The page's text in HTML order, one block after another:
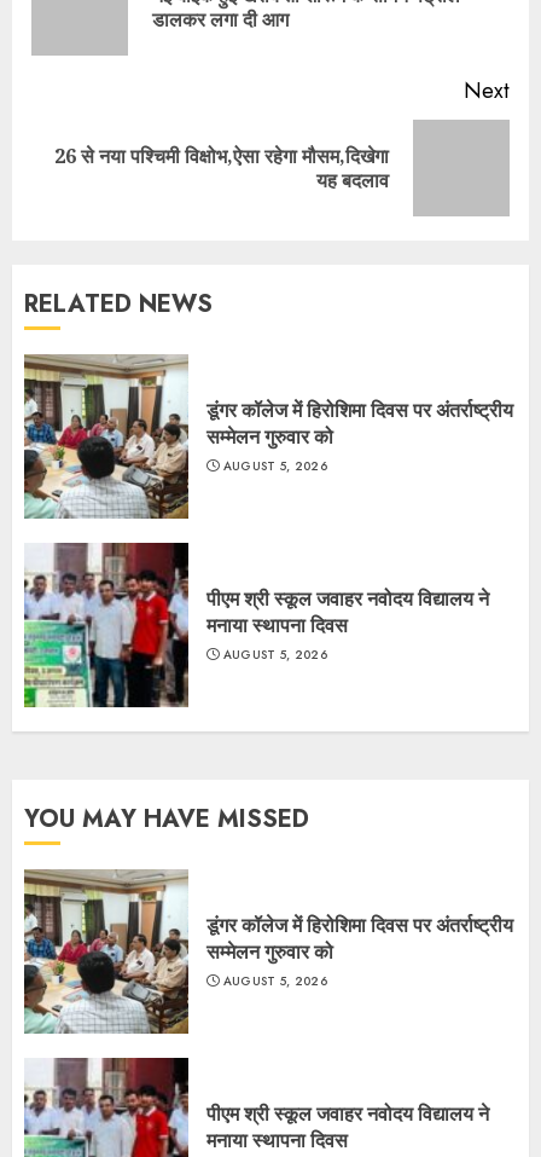
डालकर लगा दी आग
Next
Next
26 से नया पश्चिमी विक्षोभ,ऐसा रहेगा मौसम,दिखेगा
यह बदलाव
RELATED NEWS
डूंगर कॉलेज में हिरोशिमा दिवस पर अंतर्राष्ट्रीय
सम्मेलन गुरुवार को
AUGUST 5, 2026
पीएम श्री स्कूल जवाहर नवोदय विद्यालय ने
मनाया स्थापना दिवस
AUGUST 5, 2026
YOU MAY HAVE MISSED
डूंगर कॉलेज में हिरोशिमा दिवस पर अंतर्राष्ट्रीय
सम्मेलन गुरुवार को
AUGUST 5, 2026
पीएम श्री स्कूल जवाहर नवोदय विद्यालय ने
मनाया स्थापना दिवस